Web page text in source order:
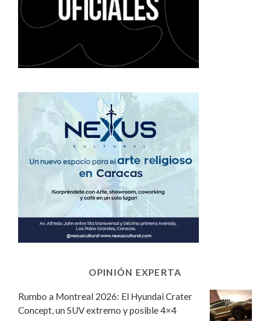
OPINIÓN EXPERTA
Rumbo a Montreal 2026: El Hyundai Crater
Concept, un SUV extremo y posible 4×4